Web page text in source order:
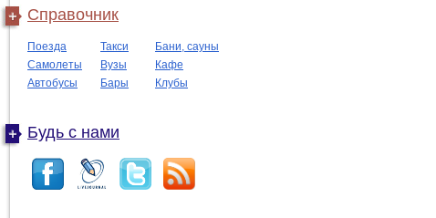
Справочник
Поезда Такси
Бани, сауны
Самолеты
Вузы
Кафе
Автобусы
Бары Клубы
Будь с нами